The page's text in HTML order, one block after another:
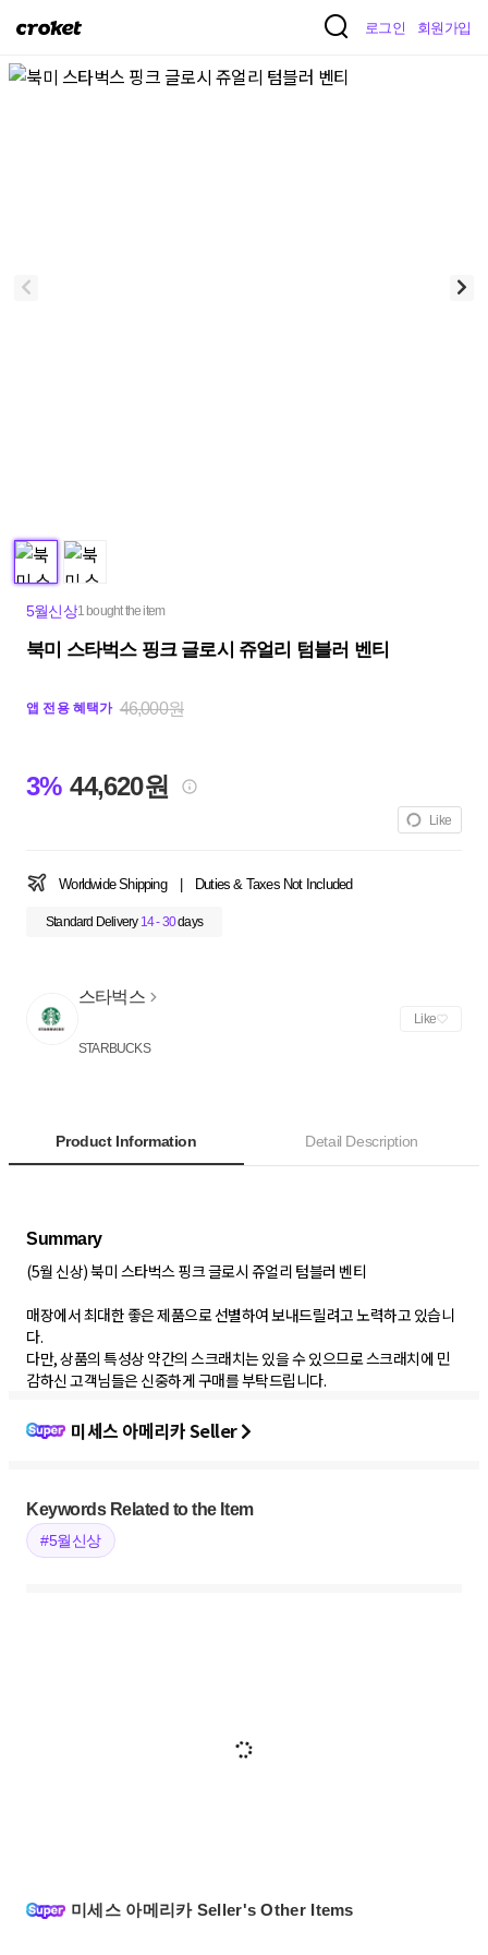
크
켓
로그인 회원가입
5월신상1 bought the item
북미 스타벅스 핑크 글로시 쥬얼리 텀블러 벤티
앱 전용 혜택가 46,000원
3% 44,620원
Like
Worldwide Shipping Duties & Taxes Not Included
Standard Delivery 14 - 30days
스타벅스
STARBUCKS
Like
Product Information Detail Description
Summary
(5월 신상) 북미 스타벅스 핑크 글로시 쥬얼리 텀블러 벤티
매장에서 최대한 좋은 제품으로 선별하여 보내드릴려고 노력하고 있습니
다.
다만, 상품의 특성상 약간의 스크래치는 있을 수 있으므로 스크래치에 민
감하신 고객님들은 신중하게 구매를 부탁드립니다.
미세스 아메리카 Seller
Keywords Related to the Item
#5월신상
미세스 아메리카 Seller's Other Items